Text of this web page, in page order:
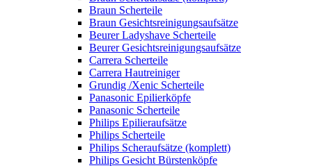
Braun Scherteile
Braun Gesichtsreinigungsaufsätze
Beurer Ladyshave Scherteile
Beurer Gesichtsreinigungsaufsätze
Carrera Scherteile
Carrera Hautreiniger
Grundig /Xenic Scherteile
Panasonic Epilierköpfe
Panasonic Scherteile
Philips Epilieraufsätze
Philips Scherteile
Philips Scheraufsätze (komplett)
Philips Gesicht Bürstenköpfe